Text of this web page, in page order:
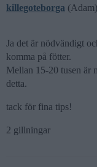
killegoteborga (Adam)
Ja det är nödvändigt
komma på fötter.
Mellan 15-20 tusen är
detta.
tack för fina tips!
2 gillningar